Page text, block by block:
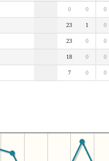
0 0 0
23 1 0
23 0 0
18 0 0
7 0 0